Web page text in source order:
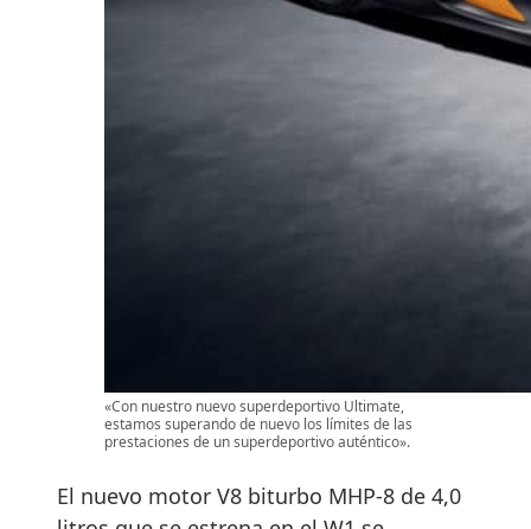
«Con nuestro nuevo superdeportivo Ultimate,
estamos superando de nuevo los límites de las
prestaciones de un superdeportivo auténtico».
El nuevo motor V8 biturbo MHP-8 de 4,0